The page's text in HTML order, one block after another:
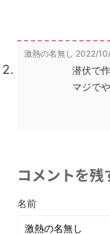
激熱の名無し 2022/
潜伏で
マジで
コメントを残
名前